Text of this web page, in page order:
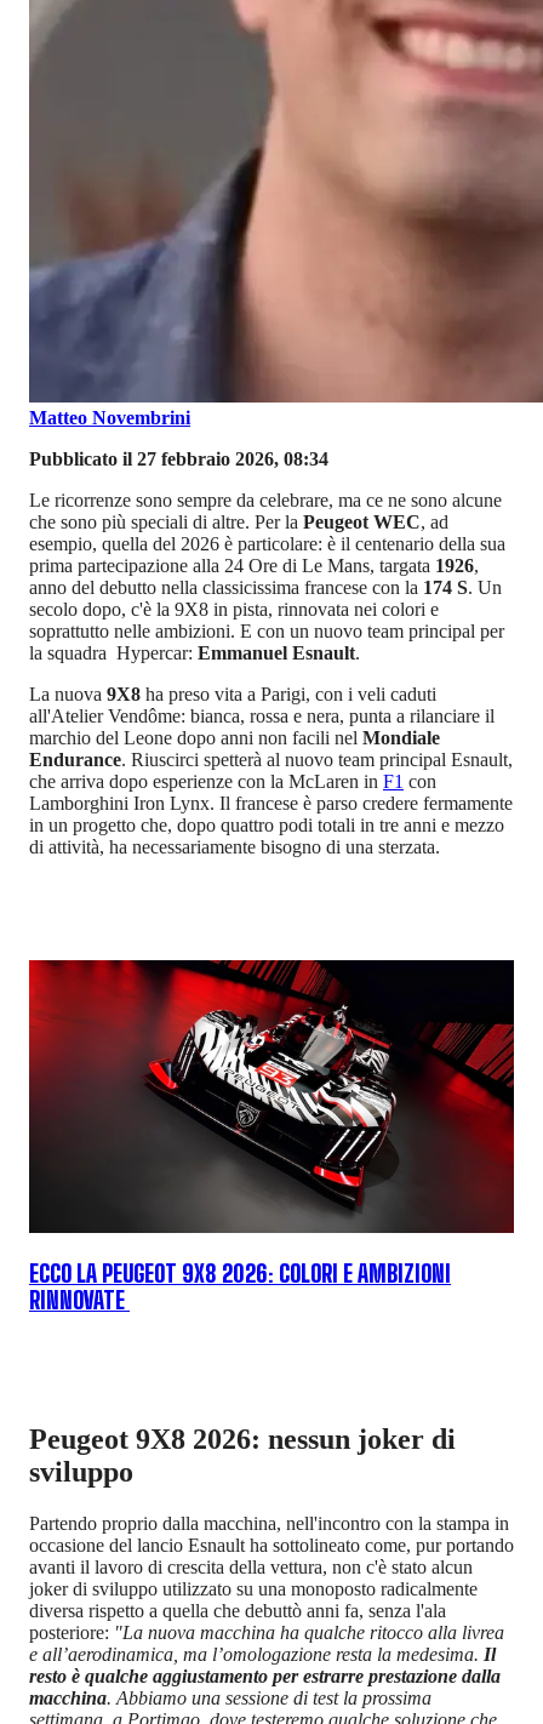
Matteo Novembrini
Pubblicato il 27 febbraio 2026, 08:34
Le ricorrenze sono sempre da celebrare, ma ce ne sono alcune
che sono più speciali di altre. Per la Peugeot WEC, ad
esempio, quella del 2026 è particolare: è il centenario della sua
prima partecipazione alla 24 Ore di Le Mans, targata 1926,
anno del debutto nella classicissima francese con la 174 S. Un
secolo dopo, c'è la 9X8 in pista, rinnovata nei colori e
soprattutto nelle ambizioni. E con un nuovo team principal per
la squadra Hypercar: Emmanuel Esnault.
La nuova 9X8 ha preso vita a Parigi, con i veli caduti
all'Atelier Vendôme: bianca, rossa e nera, punta a rilanciare il
marchio del Leone dopo anni non facili nel Mondiale
Endurance. Riuscirci spetterà al nuovo team principal Esnault,
che arriva dopo esperienze con la McLaren in F1 con
Lamborghini Iron Lynx. Il francese è parso credere fermamente
in un progetto che, dopo quattro podi totali in tre anni e mezzo
di attività, ha necessariamente bisogno di una sterzata.
ECCO LA PEUGEOT 9X8 2026: COLORI E AMBIZIONI
RINNOVATE
Peugeot 9X8 2026: nessun joker di
sviluppo
Partendo proprio dalla macchina, nell'incontro con la stampa in
occasione del lancio Esnault ha sottolineato come, pur portando
avanti il lavoro di crescita della vettura, non c'è stato alcun
joker di sviluppo utilizzato su una monoposto radicalmente
diversa rispetto a quella che debuttò anni fa, senza l'ala
posteriore: "La nuova macchina ha qualche ritocco alla livrea
e all’aerodinamica, ma l’omologazione resta la medesima. Il
resto è qualche aggiustamento per estrarre prestazione dalla
macchina. Abbiamo una sessione di test la prossima